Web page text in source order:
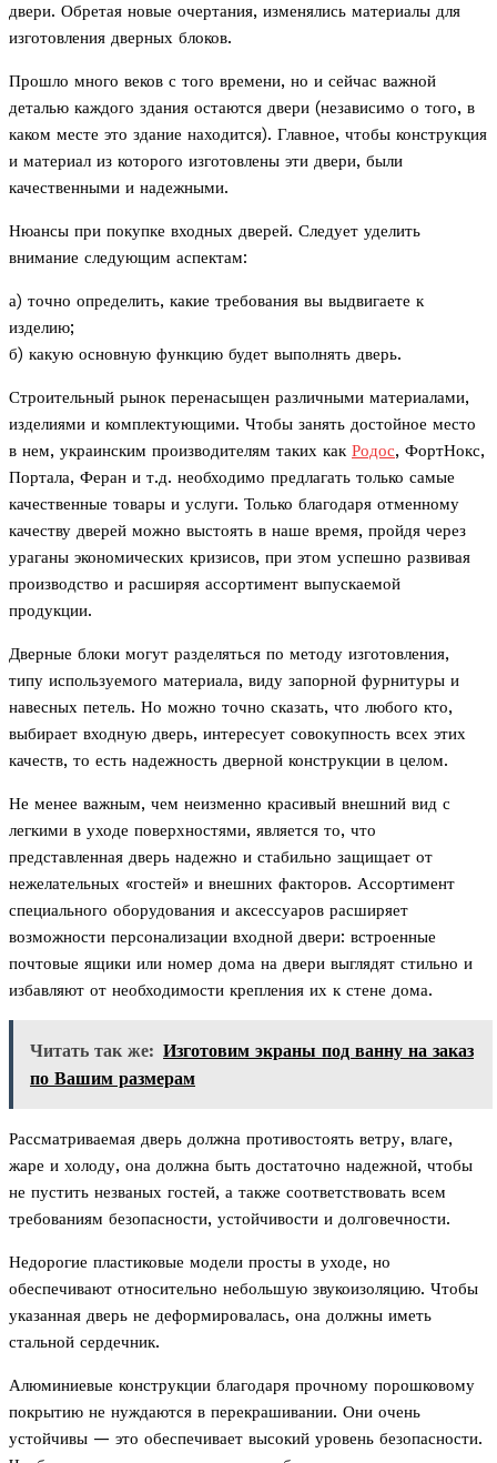
двери. Обретая новые очертания, изменялись материалы для
изготовления дверных блоков.
Прошло много веков с того времени, но и сейчас важной
деталью каждого здания остаются двери (независимо о того, в
каком месте это здание находится). Главное, чтобы конструкция
и материал из которого изготовлены эти двери, были
качественными и надежными.
Нюансы при покупке входных дверей. Следует уделить
внимание следующим аспектам:
а) точно определить, какие требования вы выдвигаете к
изделию;
б) какую основную функцию будет выполнять дверь.
Строительный рынок перенасыщен различными материалами,
изделиями и комплектующими. Чтобы занять достойное место
в нем, украинским производителям таких как Родос, ФортНокс,
Портала, Феран и т.д. необходимо предлагать только самые
качественные товары и услуги. Только благодаря отменному
качеству дверей можно выстоять в наше время, пройдя через
ураганы экономических кризисов, при этом успешно развивая
производство и расширяя ассортимент выпускаемой
продукции.
Дверные блоки могут разделяться по методу изготовления,
типу используемого материала, виду запорной фурнитуры и
навесных петель. Но можно точно сказать, что любого кто,
выбирает входную дверь, интересует совокупность всех этих
качеств, то есть надежность дверной конструкции в целом.
Не менее важным, чем неизменно красивый внешний вид с
легкими в уходе поверхностями, является то, что
представленная дверь надежно и стабильно защищает от
нежелательных «гостей» и внешних факторов. Ассортимент
специального оборудования и аксессуаров расширяет
возможности персонализации входной двери: встроенные
почтовые ящики или номер дома на двери выглядят стильно и
избавляют от необходимости крепления их к стене дома.
Читать так же: Изготовим экраны под ванну на заказ
по Вашим размерам
Рассматриваемая дверь должна противостоять ветру, влаге,
жаре и холоду, она должна быть достаточно надежной, чтобы
не пустить незваных гостей, а также соответствовать всем
требованиям безопасности, устойчивости и долговечности.
Недорогие пластиковые модели просты в уходе, но
обеспечивают относительно небольшую звукоизоляцию. Чтобы
указанная дверь не деформировалась, она должны иметь
стальной сердечник.
Алюминиевые конструкции благодаря прочному порошковому
покрытию не нуждаются в перекрашивании. Они очень
устойчивы — это обеспечивает высокий уровень безопасности.